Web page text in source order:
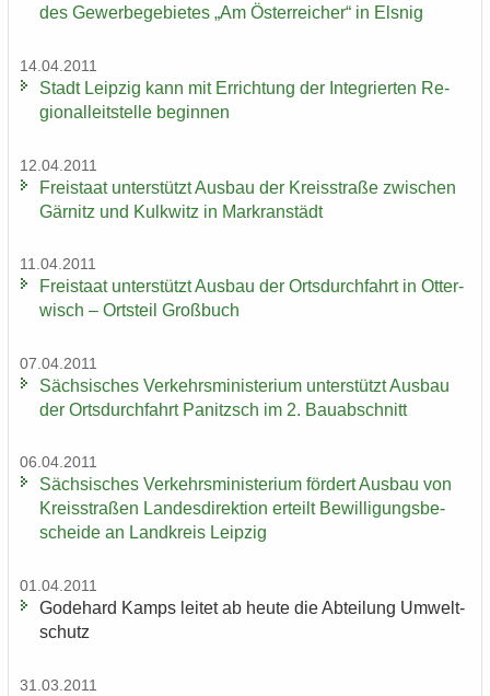
des Ge­wer­be­ge­bie­tes „Am Ös­ter­rei­cher“ in Els­nig
14.04.2011
Stadt Leip­zig kann mit Er­rich­tung der In­te­grier­ten Re­
gio­nal­leit­stel­le be­gin­nen
12.04.2011
Frei­staat un­ter­stützt Aus­bau der Kreis­stra­ße zwi­schen
Gär­nitz und Kulk­witz in Markran­städt
11.04.2011
Frei­staat un­ter­stützt Aus­bau der Orts­durch­fahrt in Ot­ter­
wisch – Orts­teil Groß­buch
07.04.2011
Säch­si­sches Ver­kehrs­mi­nis­te­ri­um un­ter­stützt Aus­bau
der Orts­durch­fahrt Pa­nitzsch im 2. Bau­ab­schnitt
06.04.2011
Säch­si­sches Ver­kehrs­mi­nis­te­ri­um för­dert Aus­bau von
Kreis­stra­ßen Lan­des­di­rek­ti­on er­teilt Be­wil­li­gungs­be­
schei­de an Land­kreis Leip­zig
01.04.2011
Go­de­hard Kamps lei­tet ab heute die Ab­tei­lung Um­welt­
schutz
31.03.2011